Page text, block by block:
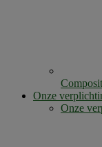
Onze
Onze